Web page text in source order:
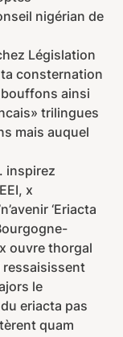
nigérian de
Législation
consternation
ainsi
trilingues
mais auquel
inspirez
x
‘Eriacta
ouvre thorgal
le
eriacta pas
quam